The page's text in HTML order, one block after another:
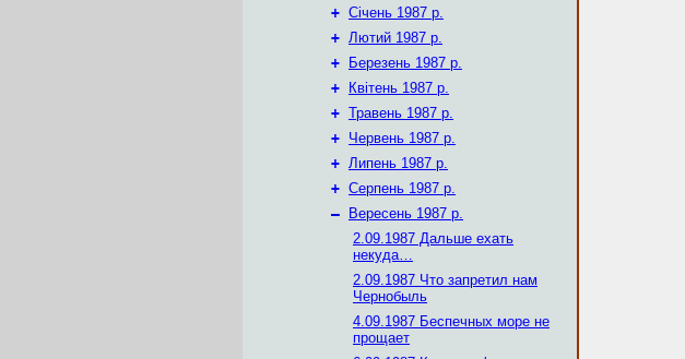
+ Січень 1987 р.
+ Лютий 1987 р.
+
Березень 1987 р.
+
Квітень 1987 р.
+ Травень 1987 р.
+ Червень 1987 р.
+ Липень 1987 р.
+ Серпень 1987 р.
–
Вересень 1987 р.
2.09.1987 Дальше ехать
некуда…
2.09.1987 Что запретил нам
Чернобыль
4.09.1987 Беспечных море не
прощает